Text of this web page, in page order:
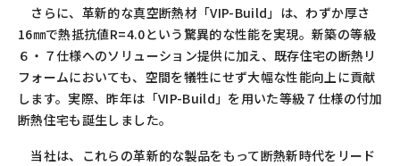
さらに、革新的な真空断熱材「VIP-Build」は、わずか厚さ
16㎜で熱抵抗値R=4.0という驚異的な性能を実現。新築の等級
６・７仕様へのソリューション提供に加え、既存住宅の断熱リ
フォームにおいても、空間を犠牲にせず大幅な性能向上に貢献
します。実際、昨年は「VIP-Build」を用いた等級７仕様の付加
断熱住宅も誕生しました。
当社は、これらの革新的な製品をもって断熱新時代をリード